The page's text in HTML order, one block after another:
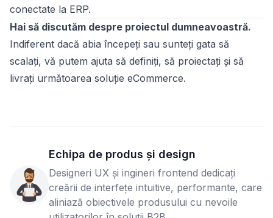
conectate la ERP.
Hai să discutăm despre proiectul dumneavoastră.
Indiferent dacă abia începeți sau sunteți gata să
scalați, vă putem ajuta să definiți, să proiectați și să
livrați următoarea soluție eCommerce.
Echipa de produs și design
Designeri UX și ingineri frontend dedicați
creării de interfețe intuitive, performante, care
aliniază obiectivele produsului cu nevoile